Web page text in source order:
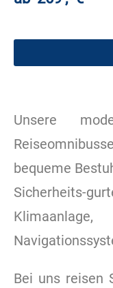
Unsere
bequeme
Sicherheits-
Bei uns reisen